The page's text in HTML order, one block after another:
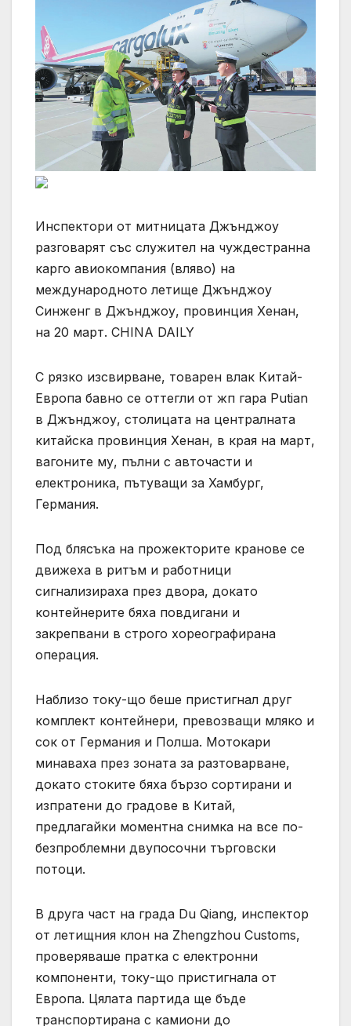
Инспектори от митницата Джънджоу
разговарят със служител на чуждестранна
карго авиокомпания (вляво) на
международното летище Джънджоу
Синженг в Джънджоу, провинция Хенан,
на 20 март. CHINA DAILY
С рязко изсвирване, товарен влак Китай-
Европа бавно се оттегли от жп гара Putian
в Джънджоу, столицата на централната
китайска провинция Хенан, в края на март,
вагоните му, пълни с авточасти и
електроника, пътуващи за Хамбург,
Германия.
Под блясъка на прожекторите кранове се
движеха в ритъм и работници
сигнализираха през двора, докато
контейнерите бяха повдигани и
закрепвани в строго хореографирана
операция.
Наблизо току-що беше пристигнал друг
комплект контейнери, превозващи мляко и
сок от Германия и Полша. Мотокари
минаваха през зоната за разтоварване,
докато стоките бяха бързо сортирани и
изпратени до градове в Китай,
предлагайки моментна снимка на все по-
безпроблемни двупосочни търговски
потоци.
В друга част на града Du Qiang, инспектор
от летищния клон на Zhengzhou Customs,
проверяваше пратка с електронни
компоненти, току-що пристигнала от
Европа. Цялата партида ще бъде
транспортирана с камиони до